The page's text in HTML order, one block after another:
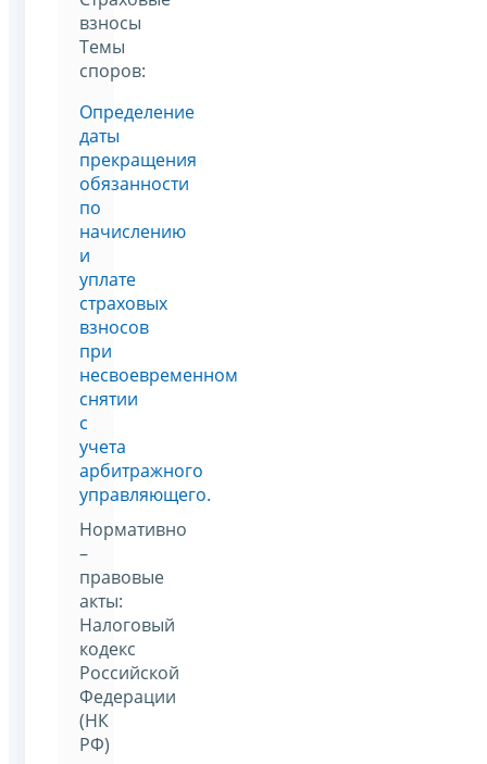
взносы
Темы
споров:
Определение
даты
прекращения
обязанности
по
начислению
и
уплате
страховых
взносов
при
несвоевременном
снятии
с
учета
арбитражного
управляющего.
Нормативно
–
правовые
акты:
Налоговый
кодекс
Российской
Федерации
(НК
РФ)